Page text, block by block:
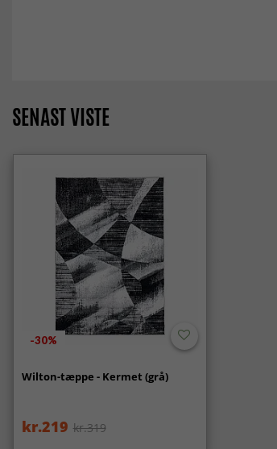
SENAST VISTE
-30%
Wilton-tæppe - Kermet (grå)
kr.219 kr.319